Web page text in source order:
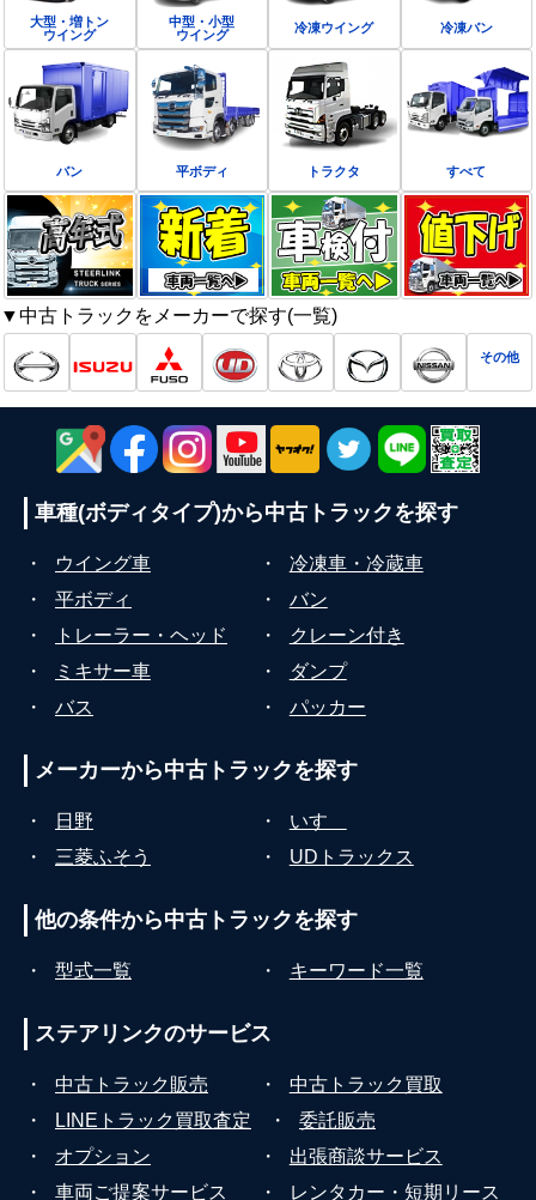
大型・増トン
ウイング
中型・小型
ウイング
冷凍ウイング 冷凍バン
バン 平ボディ トラクタ すべて
▼中古トラックをメーカーで探す(一覧)
その他
車種(ボディタイプ)から中古トラックを探す
・ ウイング車 ・
冷凍車・冷蔵車
・
平ボディ ・
バン
・
トレーラー・ヘッド ・
クレーン付き
・
ミキサー車 ・
ダンプ
・
バス ・ パッカー
メーカーから中古トラックを探す
・ 日野 ・
いすゞ
・
三菱ふそう ・ UDトラックス
他の条件から中古トラックを探す
・ 型式一覧 ・ キーワード一覧
ステアリンクのサービス
・ 中古トラック販売 ・
中古トラック買取
・
LINEトラック買取査定 ・
委託販売
・
オプション ・
出張商談サービス
・
車両ご提案サービス ・ レンタカー・短期リース